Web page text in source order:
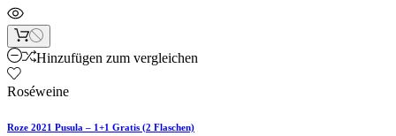
Hinzufügen zum vergleichen
Roséweine
Roze 2021 Pusula – 1+1 Gratis (2 Flaschen)